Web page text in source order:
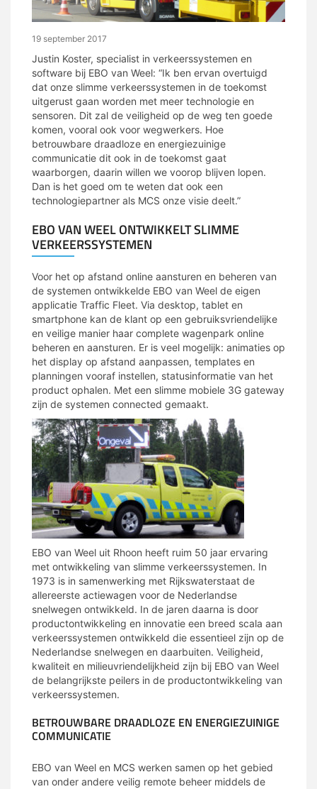
19 september 2017
Justin Koster, specialist in verkeerssystemen en
software bij EBO van Weel: “Ik ben ervan overtuigd
dat onze slimme verkeerssystemen in de toekomst
uitgerust gaan worden met meer technologie en
sensoren. Dit zal de veiligheid op de weg ten goede
komen, vooral ook voor wegwerkers. Hoe
betrouwbare draadloze en energiezuinige
communicatie dit ook in de toekomst gaat
waarborgen, daarin willen we voorop blijven lopen.
Dan is het goed om te weten dat ook een
technologiepartner als MCS onze visie deelt.”
EBO VAN WEEL ONTWIKKELT SLIMME
VERKEERSSYSTEMEN
Voor het op afstand online aansturen en beheren van
de systemen ontwikkelde EBO van Weel de eigen
applicatie Traffic Fleet. Via desktop, tablet en
smartphone kan de klant op een gebruiksvriendelijke
en veilige manier haar complete wagenpark online
beheren en aansturen. Er is veel mogelijk: animaties op
het display op afstand aanpassen, templates en
planningen vooraf instellen, statusinformatie van het
product ophalen. Met een slimme mobiele 3G gateway
zijn de systemen connected gemaakt.
EBO van Weel uit Rhoon heeft ruim 50 jaar ervaring
met ontwikkeling van slimme verkeerssystemen. In
1973 is in samenwerking met Rijkswaterstaat de
allereerste actiewagen voor de Nederlandse
snelwegen ontwikkeld. In de jaren daarna is door
productontwikkeling en innovatie een breed scala aan
verkeerssystemen ontwikkeld die essentieel zijn op de
Nederlandse snelwegen en daarbuiten. Veiligheid,
kwaliteit en milieuvriendelijkheid zijn bij EBO van Weel
de belangrijkste peilers in de productontwikkeling van
verkeerssystemen.
BETROUWBARE DRAADLOZE EN ENERGIEZUINIGE
COMMUNICATIE
EBO van Weel en MCS werken samen op het gebied
van onder andere veilig remote beheer middels de